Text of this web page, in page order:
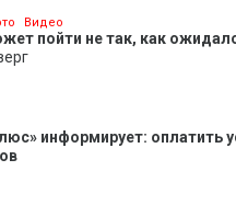
Видео
пойти не так, как
информирует: оплатить